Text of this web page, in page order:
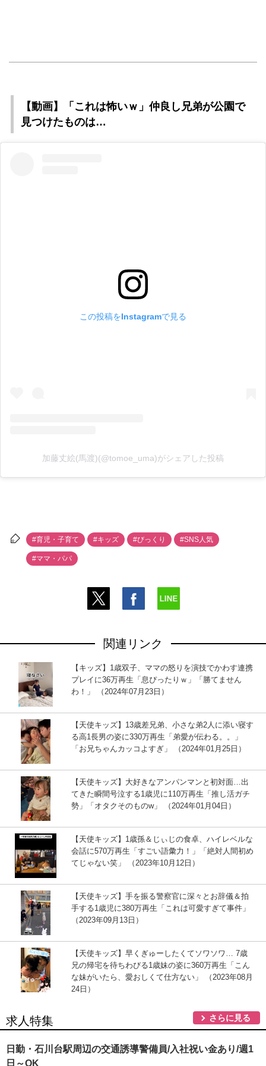
【動画】「これは怖いｗ」仲良し兄弟が公園で
見つけたものは…
この投稿をInstagramで見る
加藤丈絵(馬渡)(@tomoe_uma)がシェアした投稿
#育児・子育て #キッズ #びっくり #SNS人気
#ママ・パパ
関連リンク
【キッズ】1歳双子、ママの怒りを演技でかわす連携
プレイに36万再生「息ぴったりｗ」「勝てません
わ！」 （2024年07月23日）
【天使キッズ】13歳差兄弟、小さな弟2人に添い寝す
る高1長男の姿に330万再生「弟愛が伝わる。。」
「お兄ちゃんカッコよすぎ」 （2024年01月25日）
【天使キッズ】大好きなアンパンマンと初対面…出
てきた瞬間号泣する1歳児に110万再生「推し活ガチ
勢」「オタクそのものw」 （2024年01月04日）
【天使キッズ】1歳孫＆じぃじの食卓、ハイレベルな
会話に570万再生「すごい語彙力！」「絶対人間初め
てじゃない笑」 （2023年10月12日）
【天使キッズ】手を振る警察官に深々とお辞儀＆拍
手する1歳児に380万再生「これは可愛すぎて事件」
（2023年09月13日）
【天使キッズ】早くぎゅーしたくてソワソワ… 7歳
兄の帰宅を待ちわびる1歳妹の姿に360万再生「こん
な妹がいたら、愛おしくて仕方ない」 （2023年08月
24日）
求人特集 さらに見る
日勤・石川台駅周辺の交通誘導警備員/入社祝い金あり/週1
日～OK